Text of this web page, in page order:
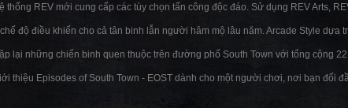
thống REV mới cung cấp các tùy chọn tấn công độc đáo. Sử dụng REV Arts,
độ điều khiển cho cả tân binh lẫn người hâm mộ lâu năm. Arcade Style dựa
lại những chiến binh quen thuộc trên đường phố South Town với tổng cộng
thiệu Episodes of South Town - EOST dành cho một người chơi, nơi bạn đối